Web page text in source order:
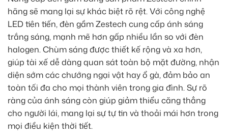
hãng sẽ mang lại sự khác biệt rõ rệt. Với công nghệ
LED tiên tiến, đèn gầm Zestech cung cấp ánh sáng
trắng sáng, mạnh mẽ hơn gấp nhiều lần so với đèn
halogen. Chùm sáng được thiết kế rộng và xa hơn,
giúp tài xế dễ dàng quan sát toàn bộ mặt đường, nhận
diện sớm các chướng ngại vật hay ổ gà, đảm bảo an
toàn tối đa cho mọi thành viên trong gia đình. Sự rõ
ràng của ánh sáng còn giúp giảm thiểu căng thẳng
cho người lái, mang lại sự tự tin và thoải mái hơn trong
mọi điều kiện thời tiết.